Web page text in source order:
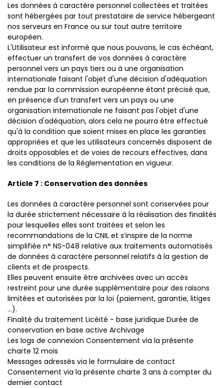
Les données à caractère personnel collectées et traitées
sont hébergées par tout prestataire de service hébergeant
nos serveurs en France ou sur tout autre territoire
européen.
L'Utilisateur est informé que nous pouvons, le cas échéant,
effectuer un transfert de vos données à caractère
personnel vers un pays tiers ou à une organisation
internationale faisant l'objet d'une décision d'adéquation
rendue par la commission européenne étant précisé que,
en présence d'un transfert vers un pays ou une
organisation internationale ne faisant pas l'objet d'une
décision d'adéquation, alors cela ne pourra être effectué
qu'à la condition que soient mises en place les garanties
appropriées et que les utilisateurs concernés disposent de
droits opposables et de voies de recours effectives, dans
les conditions de la Réglementation en vigueur.
Article 7 : Conservation des données
Les données à caractère personnel sont conservées pour
la durée strictement nécessaire à la réalisation des finalités
pour lesquelles elles sont traitées et selon les
recommandations de la CNIL et s’inspire de la norme
simplifiée n° NS-048 relative aux traitements automatisés
de données à caractère personnel relatifs à la gestion de
clients et de prospects.
Elles peuvent ensuite être archivées avec un accès
restreint pour une durée supplémentaire pour des raisons
limitées et autorisées par la loi (paiement, garantie, litiges
...).
Finalité du traitement Licéité - base juridique Durée de
conservation en base active Archivage
Les logs de connexion Consentement via la présente
charte 12 mois
Messages adressés via le formulaire de contact
Consentement via la présente charte 3 ans à compter du
dernier contact